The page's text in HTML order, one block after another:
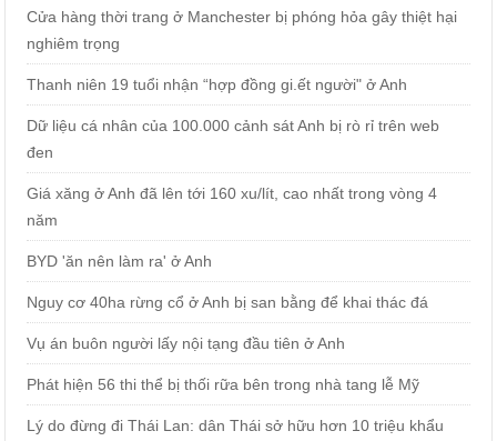
Cửa hàng thời trang ở Manchester bị phóng hỏa gây thiệt hại
nghiêm trọng
Thanh niên 19 tuổi nhận “hợp đồng gi.ết người" ở Anh
Dữ liệu cá nhân của 100.000 cảnh sát Anh bị rò rỉ trên web
đen
Giá xăng ở Anh đã lên tới 160 xu/lít, cao nhất trong vòng 4
năm
BYD 'ăn nên làm ra' ở Anh
Nguy cơ 40ha rừng cổ ở Anh bị san bằng để khai thác đá
Vụ án buôn người lấy nội tạng đầu tiên ở Anh
Phát hiện 56 thi thể bị thối rữa bên trong nhà tang lễ Mỹ
Lý do đừng đi Thái Lan: dân Thái sở hữu hơn 10 triệu khẩu